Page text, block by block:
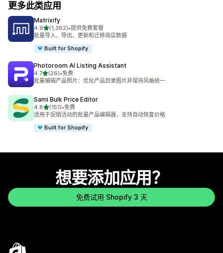
更多此类应用
Matrixify
4.9星（满分 5 星）
(1,362)
总共 1362 条评论
•提供免费套餐
批量导入、导出、更新和迁移商店数据
Built for Shopify
Photoroom AI Listing Assistant
4.7星（满分 5 星）
(26)
总共 26 条评论
•免费
批量编辑产品照片：优化产品目录图片并保持风格统一
Sami Bulk Price Editor
4.8星（满分 5 星）
(151)
总共 151 条评论
•免费
适用于促销活动的批量产品编辑器，支持自动恢复价格
Built for Shopify
想要添加应用？
免费试用 Shopify 3 天